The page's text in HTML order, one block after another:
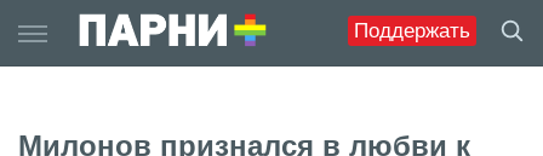
Поддержать
to
content
Милонов признался в любви к